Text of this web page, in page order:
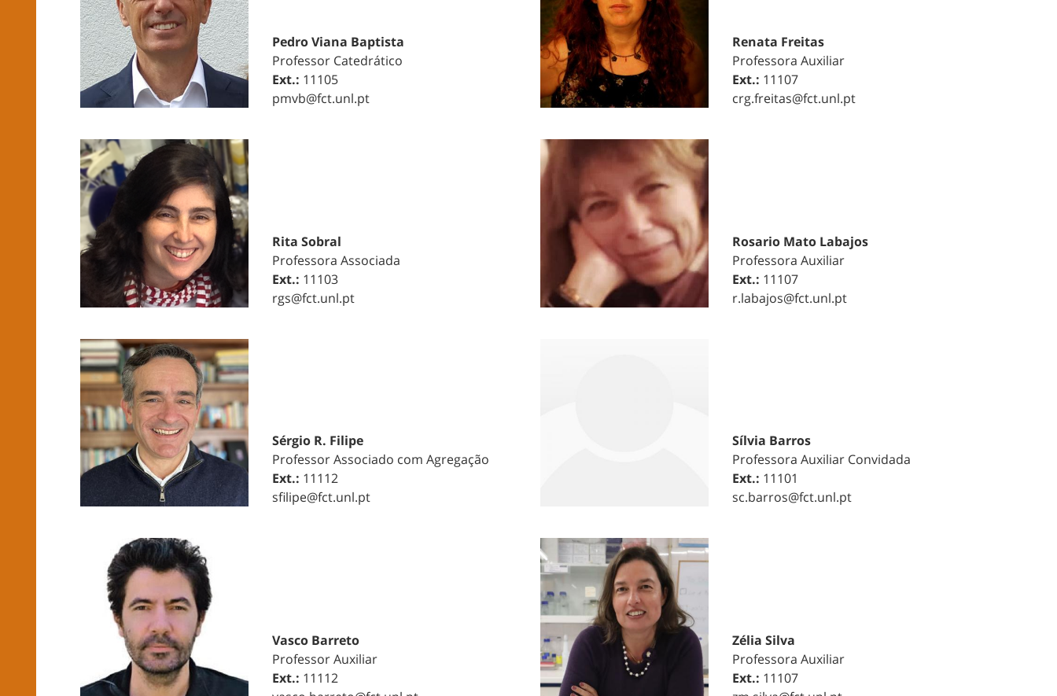
Pedro Viana Baptista
Professor Catedrático
Ext.: 11105
pmvb@fct.unl.pt
Renata Freitas
Professora Auxiliar
Ext.: 11107
crg.freitas@fct.unl.pt
Rita Sobral
Professora Associada
Ext.: 11103
rgs@fct.unl.pt
Rosario Mato Labajos
Professora Auxiliar
Ext.: 11107
r.labajos@fct.unl.pt
Sérgio R. Filipe
Professor Associado com Agregação
Ext.: 11112
sfilipe@fct.unl.pt
Sílvia Barros
Professora Auxiliar Convidada
Ext.: 11101
sc.barros@fct.unl.pt
Vasco Barreto
Professor Auxiliar
Ext.: 11112
Zélia Silva
Professora Auxiliar
Ext.: 11107